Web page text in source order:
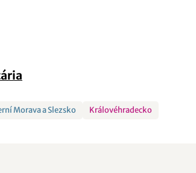
Morava a Slezsko Královéhradecko